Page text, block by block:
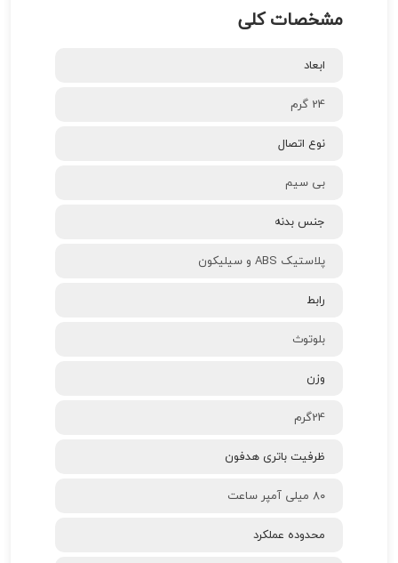
مشخصات کلی
ابعاد
24 گرم
نوع اتصال
بی‌ سیم
جنس بدنه
پلاستیک ABS و سیلیکون
رابط
بلوتوث
وزن
24گرم
ظرفیت باتری هدفون
۸۰ میلی آمپر ساعت
محدوده عملکرد